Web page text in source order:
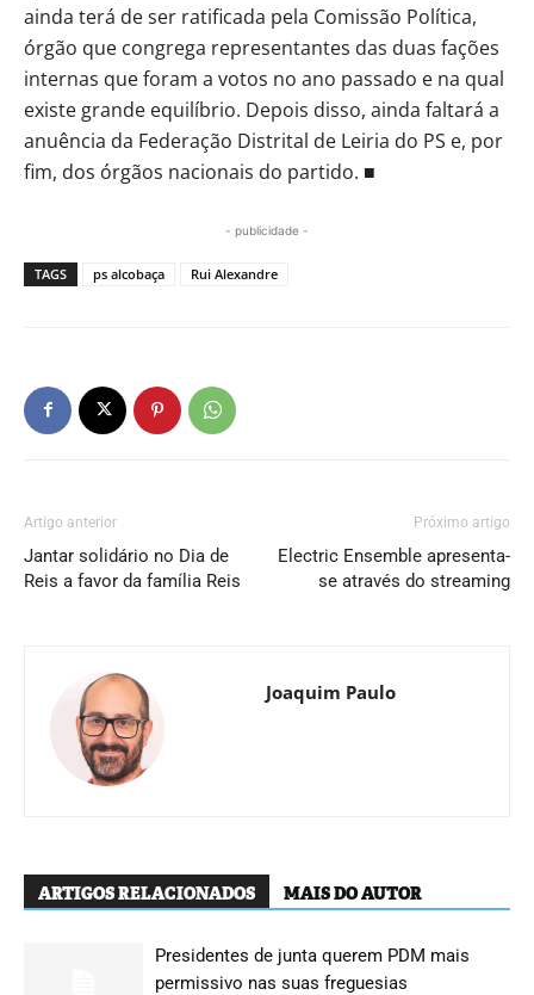
ainda terá de ser ratificada pela Comissão Política,
órgão que congrega representantes das duas fações
internas que foram a votos no ano passado e na qual
existe grande equilíbrio. Depois disso, ainda faltará a
anuência da Federação Distrital de Leiria do PS e, por
fim, dos órgãos nacionais do partido. ■
- publicidade -
TAGS ps alcobaça Rui Alexandre
Artigo anterior
Jantar solidário no Dia de
Reis a favor da família Reis
Próximo artigo
Electric Ensemble apresenta-
se através do streaming
Joaquim Paulo
ARTIGOS RELACIONADOS MAIS DO AUTOR
Presidentes de junta querem PDM mais
permissivo nas suas freguesias